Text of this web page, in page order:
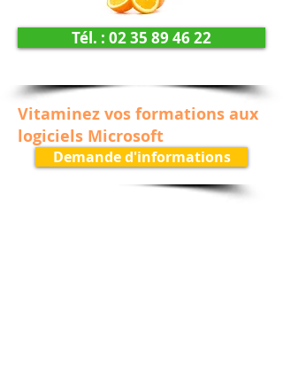
Tél. : 02 35 89 46 22
Vitaminez vos formations aux
logiciels Microsoft
Demande d'informations